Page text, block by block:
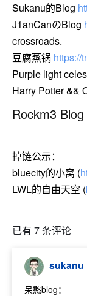
Sukanu的Blog
J1anCanのBlog
crossroads.
豆腐蒸锅 https://
Purple light
Harry Potter &&
Rockm3 Blog
掉链公示：
bluecity的小窝 (
LWL的自由天空 (
已有 7 条评论
sukanu
呆憨blog：